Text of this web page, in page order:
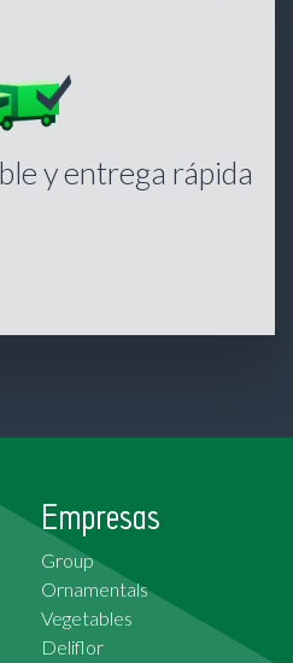
y entrega rápida
Empresas
Group
Ornamentals
Vegetables
Deliflor